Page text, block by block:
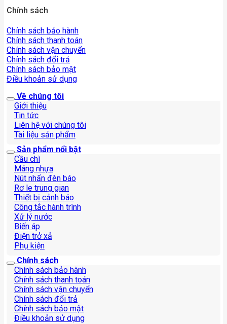
Chính sách
Chính sách bảo hành
Chính sách thanh toán
Chính sách vận chuyển
Chính sách đổi trả
Chính sách bảo mật
Điều khoản sử dụng
Về chúng tôi
Giới thiệu
Tin tức
Liên hệ với chúng tôi
Tài liệu sản phẩm
Sản phẩm nổi bật
Cầu chì
Máng nhựa
Nút nhấn đèn báo
Rơ le trung gian
Thiết bị cảnh báo
Công tắc hành trình
Xử lý nước
Biến áp
Điện trở xả
Phụ kiện
Chính sách
Chính sách bảo hành
Chính sách thanh toán
Chính sách vận chuyển
Chính sách đổi trả
Chính sách bảo mật
Điều khoản sử dụng